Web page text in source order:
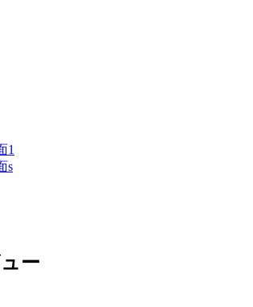
ー